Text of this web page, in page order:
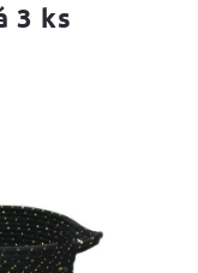
3 ks